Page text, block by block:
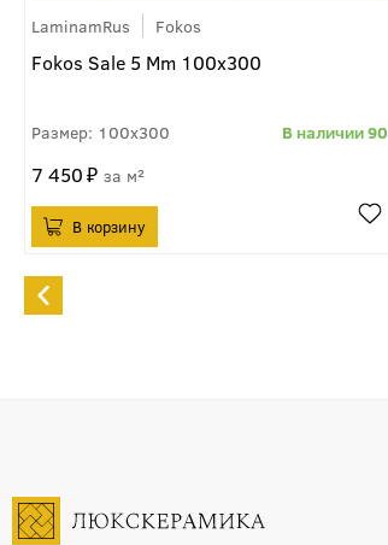
LaminamRus Fokos
Fokos Sale 5 Mm 100x300
100x300 90
7 450 м²